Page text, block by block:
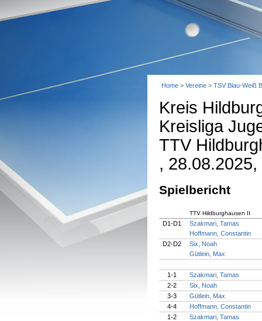
Home > Vereine > TSV Blau-Weiß
Kreis
Kreisliga
TTV
,
Spielbericht
TTV Hildburghausen II
D1-D1
Szakmari, Tamas
Hoffmann, Constantin
D2-D2
Six, Noah
Gütlein, Max
1-1
Szakmari, Tamas
2-2
Six, Noah
3-3
Gütlein, Max
4-4
Hoffmann, Constantin
1-2
Szakmari, Tamas